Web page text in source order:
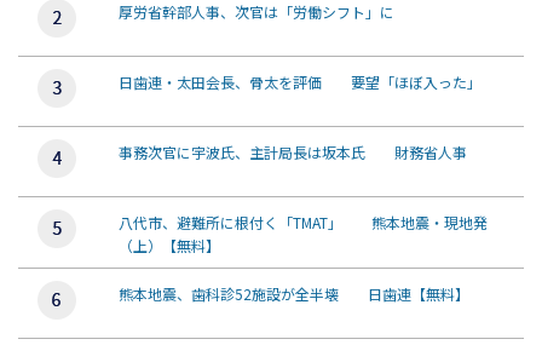
厚労省幹部人事、次官は「労働シフト」に
日歯連・太田会長、骨太を評価 要望「ほぼ入った」
事務次官に宇波氏、主計局長は坂本氏 財務省人事
八代市、避難所に根付く「TMAT」 熊本地震・現地発
（上）【無料】
熊本地震、歯科診52施設が全半壊 日歯連【無料】